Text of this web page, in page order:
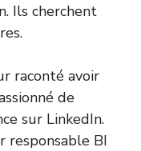
Ils cherchent
raconté avoir
de
sur LinkedIn.
responsable BI